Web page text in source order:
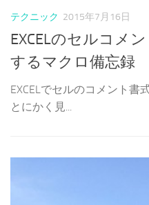
テクニック 2015年7月16日
EXCELのセルコメ
するマクロ備忘録
EXCELでセルのコメント書
とにかく見...